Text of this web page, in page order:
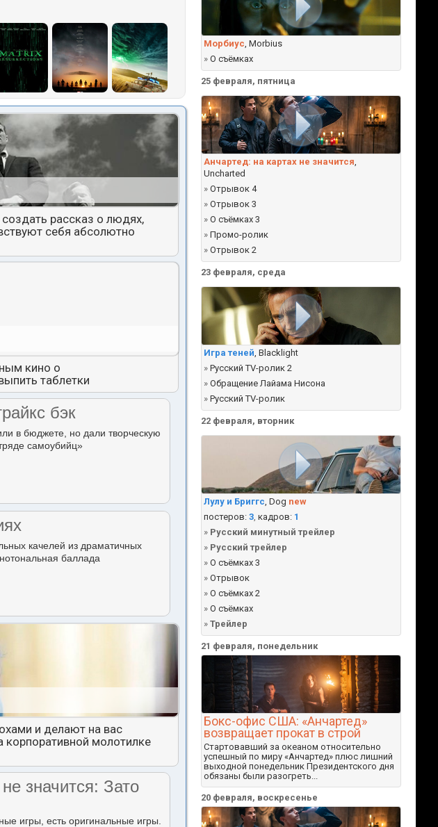
рассказ о людях,
себя абсолютно
кино о
таблетки
бэк
в бюджете, но дали творческую
самоубийц»
качелей из драматичных
баллада
и делают на вас
корпоративной молотилке
значится: Зато
игры, есть оригинальные игры.
Морбиус, Morbius
» О съёмках
25 февраля, пятница
Анчартед: на картах не значится,
Uncharted
» Отрывок 4
» Отрывок 3
» О съёмках 3
» Промо-ролик
» Отрывок 2
23 февраля, среда
Игра теней, Blacklight
» Русский TV-ролик 2
» Обращение Лайама Нисона
» Русский TV-ролик
22 февраля, вторник
Лулу и Бриггс, Dog new
постеров: 3, кадров: 1
» Русский минутный трейлер
» Русский трейлер
» О съёмках 3
» Отрывок
» О съёмках 2
» О съёмках
» Трейлер
21 февраля, понедельник
Бокс-офис США: «Анчартед»
возвращает прокат в строй
Стартовавший за океаном относительно
успешный по миру «Анчартед» плюс лишний
выходной понедельник Президентского дня
обязаны были разогреть...
20 февраля, воскресенье